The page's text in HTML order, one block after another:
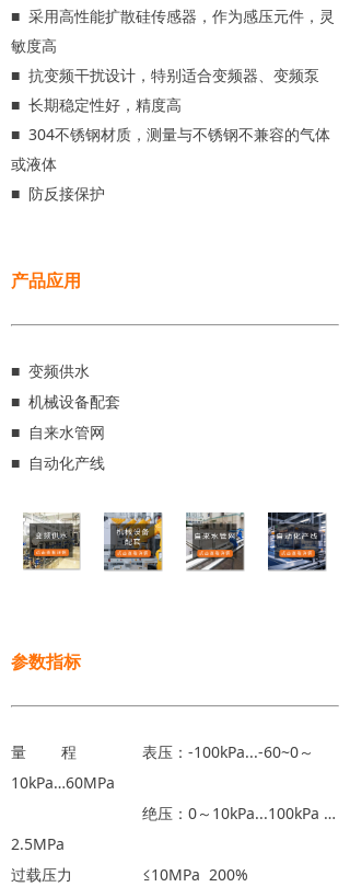
■ 采用高性能扩散硅传感器，作为感压元件，灵
敏度高
■ 抗变频干扰设计，特别适合变频器、变频泵
■ 长期稳定性好，精度高
■ 304不锈钢材质，测量与不锈钢不兼容的气体
或液体
■ 防反接保护
产品应用
■ 变频供水
■ 机械设备配套
■ 自来水管网
■ 自动化产线
参数指标
量 程 表压：-100kPa...-60~0～
10kPa…60MPa
绝压：0～10kPa...100kPa …
2.5MPa
过载压力 ≤10MPa 200%